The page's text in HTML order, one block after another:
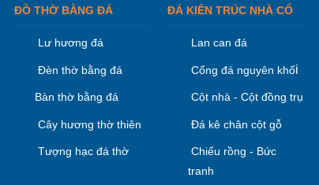
ĐỒ THỜ BẰNG ĐÁ
Lư hương đá
Đèn thờ bằng đá
Bàn thờ bằng đá
Cây hương thờ thiên
Tượng hạc đá thờ
ĐÁ KIÊN TRÚC NHÀ CỔ
Lan can đá
Cổng đá nguyên khối
Cột nhà - Cột đồng trụ
Đá kê chân cột gỗ
Chiếu rồng - Bức
tranh